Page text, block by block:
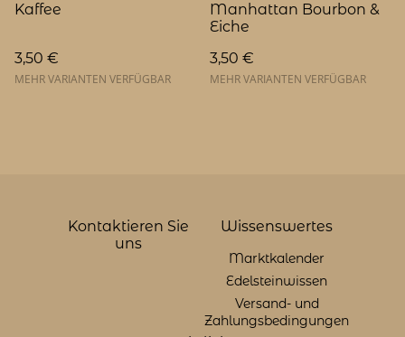
Kaffee
3,50 €
MEHR VARIANTEN VERFÜGBAR
Manhattan Bourbon &
Eiche
3,50 €
MEHR VARIANTEN VERFÜGBAR
Kontaktieren Sie
uns
Wissenswertes
Marktkalender
Edelsteinwissen
Versand- und
Zahlungsbedingungen